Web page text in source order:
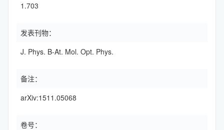
1.703
发表刊物：
J. Phys. B-At. Mol. Opt. Phys.
备注：
arXiv:1511.05068
卷号：